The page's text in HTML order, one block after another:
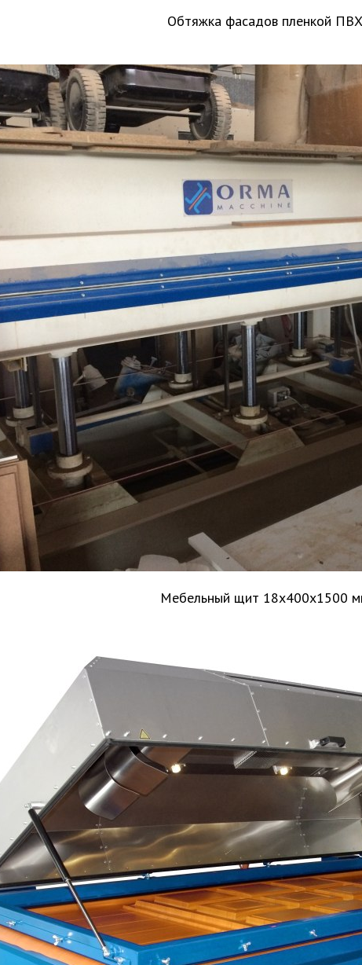
Обтяжка фасадов пленкой ПВХ
Мебельный щит 18х400х1500